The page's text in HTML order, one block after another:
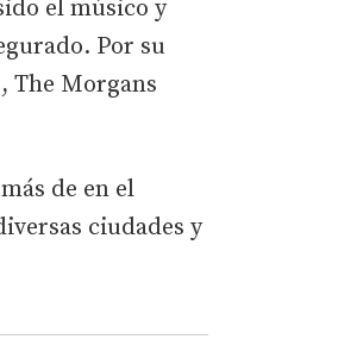
el músico y
Por su
The Morgans
de en el
ciudades y